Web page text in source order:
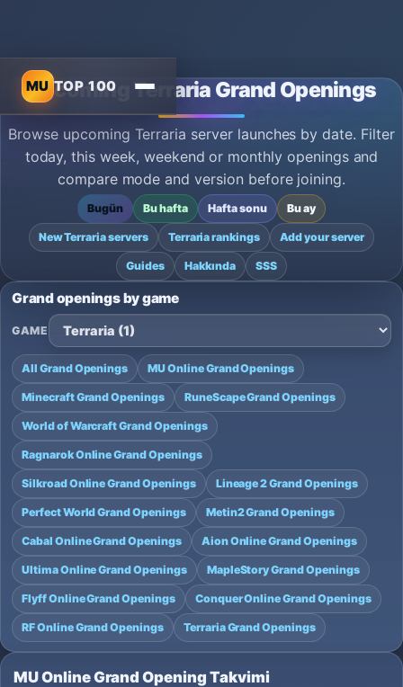
MU TOP 100
Upcoming Terraria Grand Openings
Browse upcoming Terraria server launches by date. Filter
today, this week, weekend or monthly openings and
compare mode and version before joining.
Bugün Bu hafta Hafta sonu Bu ay
New Terraria servers Terraria rankings Add your server
Guides Hakkında SSS
Grand openings by game
GAME
All Grand Openings MU Online Grand Openings
Minecraft Grand Openings RuneScape Grand Openings
World of Warcraft Grand Openings
Ragnarok Online Grand Openings
Silkroad Online Grand Openings Lineage 2 Grand Openings
Perfect World Grand Openings Metin2 Grand Openings
Cabal Online Grand Openings Aion Online Grand Openings
Ultima Online Grand Openings MapleStory Grand Openings
Flyff Online Grand Openings Conquer Online Grand Openings
RF Online Grand Openings Terraria Grand Openings
MU Online Grand Opening Takvimi